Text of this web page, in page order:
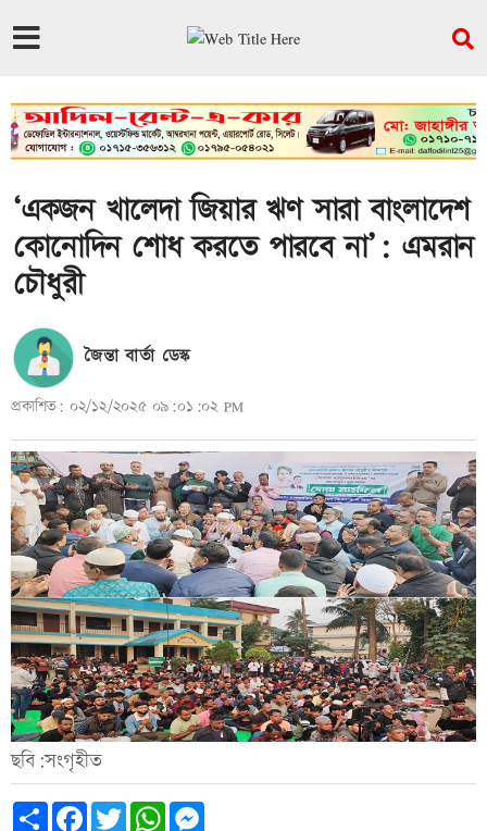
‘একজন খালেদা জিয়ার ঋণ সারা বাংলাদেশ
কোনোদিন শোধ করতে পারবে না’: এমরান
চৌধুরী
জৈন্তা বার্তা ডেস্ক
প্রকাশিত: ০২/১২/২০২৫ ০৯:০১:০২ PM
ছবি:সংগৃহীত
Share FacebookTwitterWhatsApp